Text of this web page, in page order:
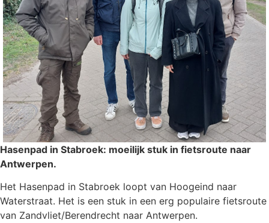
Hasenpad in Stabroek: moeilijk stuk in fietsroute naar
Antwerpen.
Het Hasenpad in Stabroek loopt van Hoogeind naar
Waterstraat. Het is een stuk in een erg populaire fietsroute
van Zandvliet/Berendrecht naar Antwerpen.